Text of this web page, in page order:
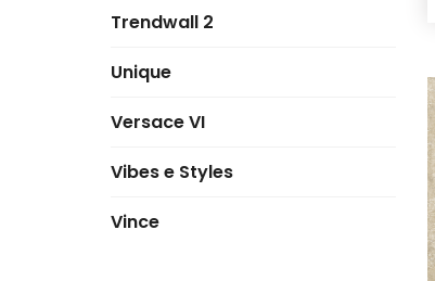
Trendwall 2
Unique
Versace VI
Vibes e Styles
Vince